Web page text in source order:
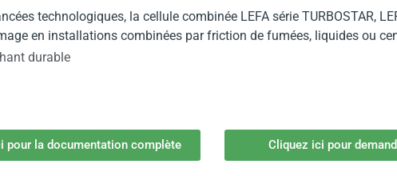
technologiques, la cellule combinée LEFA série TURBOSTAR,
en installations combinées par friction de fumées, liquides ou
durable
pour la documentation complète Cliquez ici pour